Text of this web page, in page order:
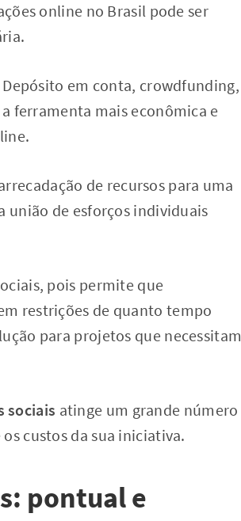
online no Brasil pode ser
em conta, crowdfunding,
ferramenta mais econômica e
de recursos para uma
união de esforços individuais
pois permite que
restrições de quanto tempo
para projetos que necessitam
sociais atinge um grande número
custos da sua iniciativa.
pontual e